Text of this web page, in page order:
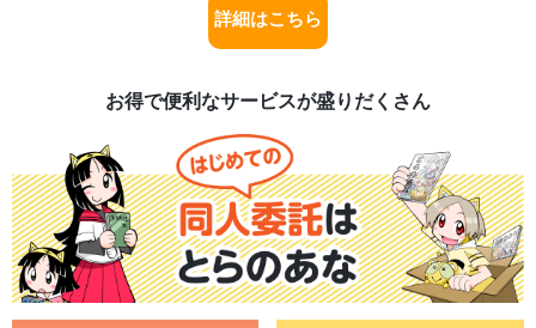
詳細はこちら
お得で便利なサービスが盛りだくさん